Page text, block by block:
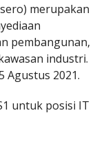
merupakan
pembangunan,
industri.
Agustus 2021.
untuk posisi IT